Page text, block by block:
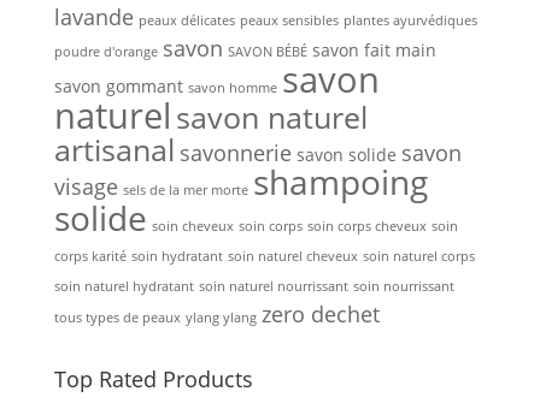
lavande peaux délicates peaux sensibles plantes ayurvédiques
poudre d'orange savon SAVON BÉBÉ savon fait main
savon gommant savon homme savon
naturel savon naturel
artisanal savonnerie savon solide savon
visage sels de la mer morte shampoing
solide soin cheveux soin corps soin corps cheveux soin
corps karité soin hydratant soin naturel cheveux soin naturel corps
soin naturel hydratant soin naturel nourrissant soin nourrissant
tous types de peaux ylang ylang zero dechet
Top Rated Products